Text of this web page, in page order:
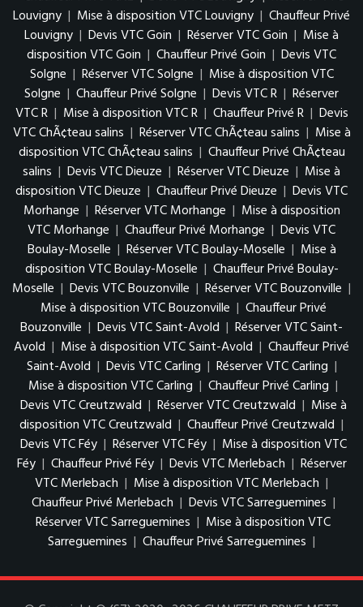
Louvigny | Mise à disposition VTC Louvigny | Chauffeur Privé
Louvigny | Devis VTC Goin | Réserver VTC Goin | Mise à
disposition VTC Goin | Chauffeur Privé Goin | Devis VTC
Solgne | Réserver VTC Solgne | Mise à disposition VTC
Solgne | Chauffeur Privé Solgne | Devis VTC R | Réserver
VTC R | Mise à disposition VTC R | Chauffeur Privé R | Devis
VTC ChÃ¢teau salins | Réserver VTC ChÃ¢teau salins | Mise à
disposition VTC ChÃ¢teau salins | Chauffeur Privé ChÃ¢teau
salins | Devis VTC Dieuze | Réserver VTC Dieuze | Mise à
disposition VTC Dieuze | Chauffeur Privé Dieuze | Devis VTC
Morhange | Réserver VTC Morhange | Mise à disposition
VTC Morhange | Chauffeur Privé Morhange | Devis VTC
Boulay-Moselle | Réserver VTC Boulay-Moselle | Mise à
disposition VTC Boulay-Moselle | Chauffeur Privé Boulay-
Moselle | Devis VTC Bouzonville | Réserver VTC Bouzonville |
Mise à disposition VTC Bouzonville | Chauffeur Privé
Bouzonville | Devis VTC Saint-Avold | Réserver VTC Saint-
Avold | Mise à disposition VTC Saint-Avold | Chauffeur Privé
Saint-Avold | Devis VTC Carling | Réserver VTC Carling |
Mise à disposition VTC Carling | Chauffeur Privé Carling |
Devis VTC Creutzwald | Réserver VTC Creutzwald | Mise à
disposition VTC Creutzwald | Chauffeur Privé Creutzwald |
Devis VTC Féy | Réserver VTC Féy | Mise à disposition VTC
Féy | Chauffeur Privé Féy | Devis VTC Merlebach | Réserver
VTC Merlebach | Mise à disposition VTC Merlebach |
Chauffeur Privé Merlebach | Devis VTC Sarreguemines |
Réserver VTC Sarreguemines | Mise à disposition VTC
Sarreguemines | Chauffeur Privé Sarreguemines |